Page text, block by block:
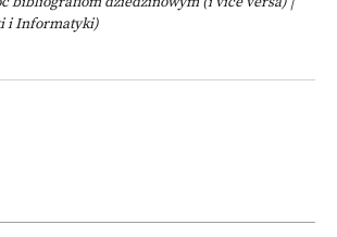
i Informatyki)